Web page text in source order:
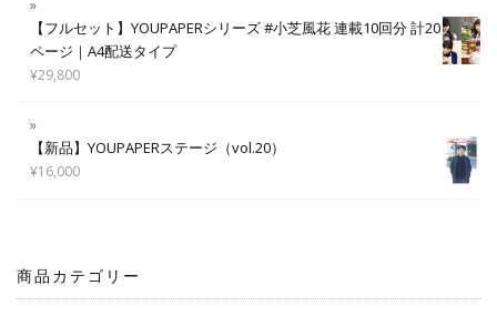
【フルセット】YOUPAPERシリーズ #小芝風花 連載10回分 計20
ページ｜A4配送タイプ
¥29,800
【新品】YOUPAPERステージ（vol.20）
¥16,000
商品カテゴリー